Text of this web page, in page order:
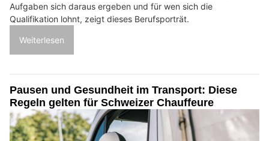
Aufgaben sich daraus ergeben und für wen sich die
Qualifikation lohnt, zeigt dieses Berufsporträt.
Weiterlesen
Pausen und Gesundheit im Transport: Diese
Regeln gelten für Schweizer Chauffeure